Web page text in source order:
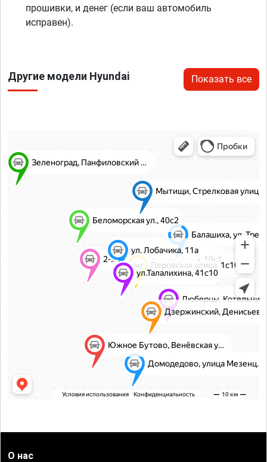
прошивки, и денег (если ваш автомобиль
исправен).
Другие модели Hyundai Показать все
О нас